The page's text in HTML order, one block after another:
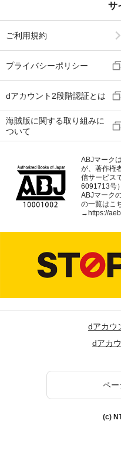
サ
ご利用規約
プライバシーポリシー
dアカウント2段階認証とは
海賊版に関する取り組みに
ついて
ABJマーク
が、著作権
信サービス
6091713号
ABJマーク
の一覧はこ
→ https://
dアカウ
dアカ
ペー
(c)